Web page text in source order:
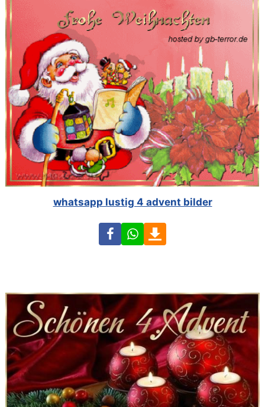
whatsapp lustig 4 advent bilder
FacebookWhatsApp